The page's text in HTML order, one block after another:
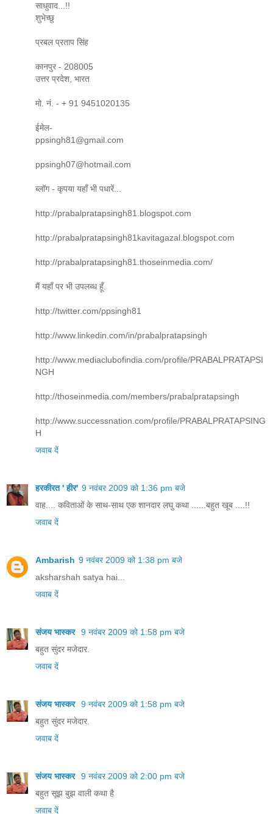
साधुवाद...!!
शुभेच्छु
प्रबल प्रताप सिंह
कानपुर - 208005
उत्तर प्रदेश, भारत
मो. नं. - + 91 9451020135
ईमेल-
ppsingh81@gmail.com
ppsingh07@hotmail.com
ब्लॉग - कृपया यहाँ भी पधारें...
http://prabalpratapsingh81.blogspot.com
http://prabalpratapsingh81kavitagazal.blogspot.com
http://prabalpratapsingh81.thoseinmedia.com/
मैं यहाँ पर भी उपलब्ध हूँ.
http://twitter.com/ppsingh81
http://www.linkedin.com/in/prabalpratapsingh
http://www.mediaclubofindia.com/profile/PRABALPRATAPSI
NGH
http://thoseinmedia.com/members/prabalpratapsingh
http://www.successnation.com/profile/PRABALPRATAPSING
H
जवाब दें
हरकीरत ' हीर' 9 नवंबर 2009 को 1:36 pm बजे
वाह.... कविताओं के साथ-साथ एक शानदार लघु कथा ......बहुत खूब ....!!
जवाब दें
Ambarish 9 नवंबर 2009 को 1:38 pm बजे
aksharshah satya hai...
जवाब दें
संजय भास्‍कर 9 नवंबर 2009 को 1:58 pm बजे
बहुत सुंदर मजेदार.
जवाब दें
संजय भास्‍कर 9 नवंबर 2009 को 1:58 pm बजे
बहुत सुंदर मजेदार.
जवाब दें
संजय भास्‍कर 9 नवंबर 2009 को 2:00 pm बजे
बहुत सूझ बुझ वाली कथा है
जवाब दें